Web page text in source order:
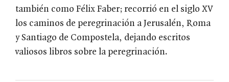
también como Félix Faber; recorrió en el siglo XV
los caminos de peregrinación a Jerusalén, Roma
y Santiago de Compostela, dejando escritos
valiosos libros sobre la peregrinación.